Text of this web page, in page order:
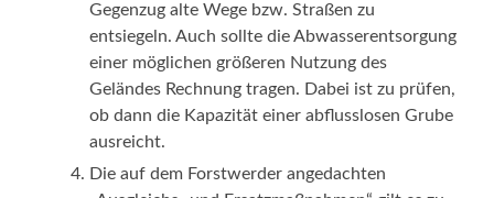
Gegenzug alte Wege bzw. Straßen zu
entsiegeln. Auch sollte die Abwasserentsorgung
einer möglichen größeren Nutzung des
Geländes Rechnung tragen. Dabei ist zu prüfen,
ob dann die Kapazität einer abflusslosen Grube
ausreicht.
Die auf dem Forstwerder angedachten